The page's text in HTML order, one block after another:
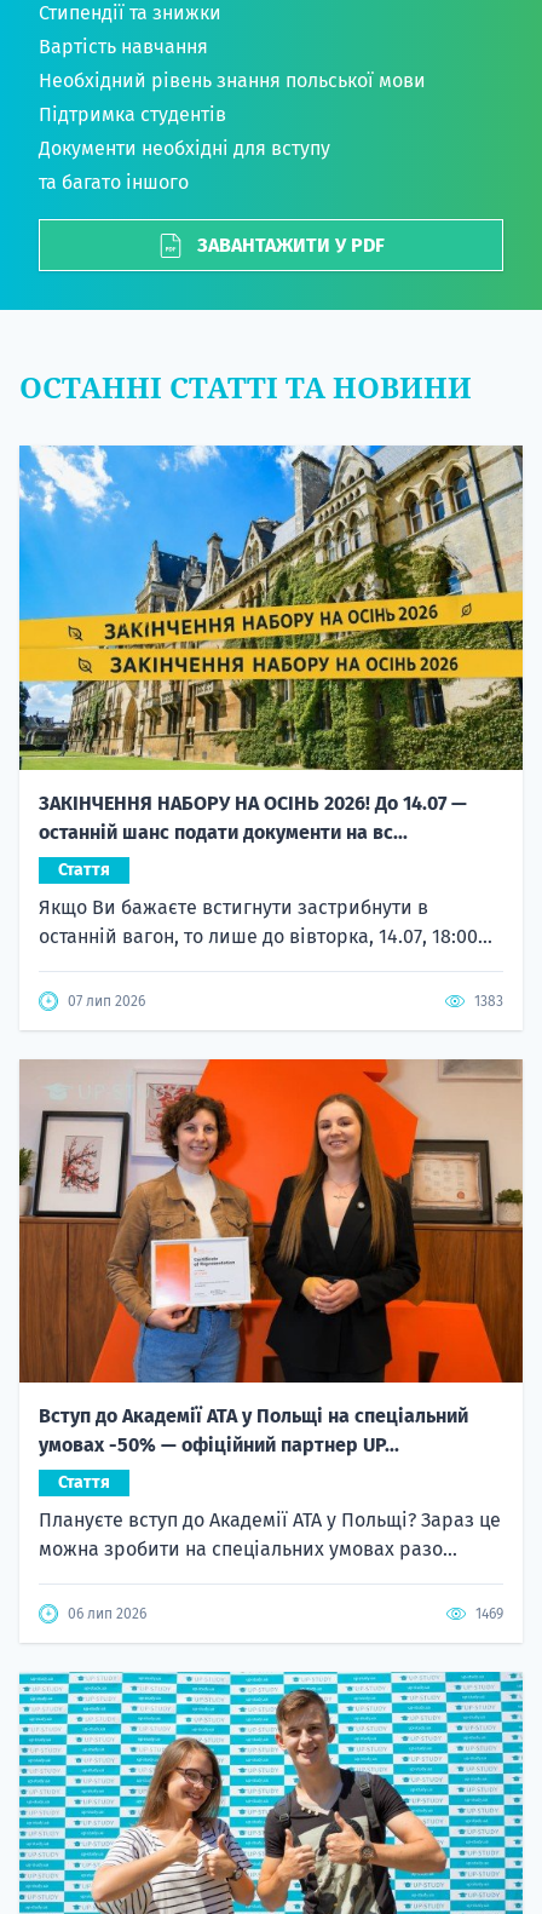
Стипендії та знижки
Вартість навчання
Необхідний рівень знання польської мови
Підтримка студентів
Документи необхідні для вступу
та багато іншого
ЗАВАНТАЖИТИ У PDF
ОСТАННІ СТАТТІ ТА НОВИНИ
ЗАКІНЧЕННЯ НАБОРУ НА ОСІНЬ 2026! До 14.07 —
останній шанс подати документи на вс...
Стаття
Якщо Ви бажаєте встигнути застрибнути в
останній вагон, то лише до вівторка, 14.07, 18:00...
07 лип 2026 1383
Вступ до Академії ATA у Польщі на спеціальний
умовах -50% — офіційний партнер UP...
Стаття
Плануєте вступ до Академії ATA у Польщі? Зараз це
можна зробити на спеціальних умовах разо...
06 лип 2026 1469